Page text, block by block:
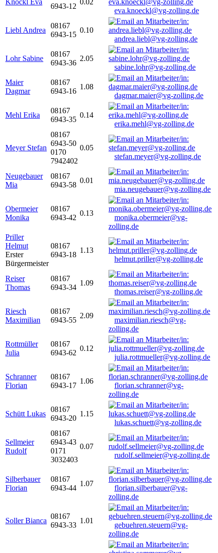
Knöckl Eva
6943-12
0.02
eva.knoeckl@vg-zolling.de
Liebl Andrea
08167
6943-15
0.10
andrea.liebl@vg-zolling.de
Lohr Sabine
08167
6943-36
2.05
sabine.lohr@vg-zolling.de
Maier
Dagmar
08167
6943-16
1.08
dagmar.maier@vg-zolling.de
Mehl Erika
08167
6943-35
0.14
erika.mehl@vg-zolling.de
Meyer Stefan
08167
6943-50
0170
7942402
0.05
stefan.meyer@vg-zolling.de
Neugebauer
Mia
08167
6943-58
0.01
mia.neugebauer@vg-zolling.de
Obermeier
Monika
08167
6943-42
0.13
monika.obermeier@vg-
zolling.de
Priller
Helmut
Erster
Bürgermeister
08167
6943-18
1.13
helmut.priller@vg-zolling.de
Reiser
Thomas
08167
6943-34
1.09
thomas.reiser@vg-zolling.de
Riesch
Maximilian
08167
6943-55
2.09
maximilian.riesch@vg-
zolling.de
Rottmüller
Julia
08167
6943-62
0.12
julia.rottmueller@vg-zolling.de
Schranner
Florian
08167
6943-17
1.06
florian.schranner@vg-
zolling.de
Schütt Lukas
08167
6943-20
1.15
lukas.schuett@vg-zolling.de
Sellmeier
Rudolf
08167
6943-43
0171
3032403
0.07
rudolf.sellmeier@vg-zolling.de
Silberbauer
Florian
08167
6943-44
1.07
florian.silberbauer@vg-
zolling.de
Soller Bianca
08167
6943-33
1.01
gebuehren.steuern@vg-
zolling.de